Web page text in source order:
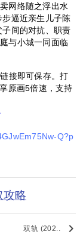
网络随之浮出水
逼近亲生儿子陈
间的对抗、职责
与小城一同面临
接即可保存。打
原画5倍速，支持
Q?p
攻略
双轨 (202.. keyboard_arrow_right